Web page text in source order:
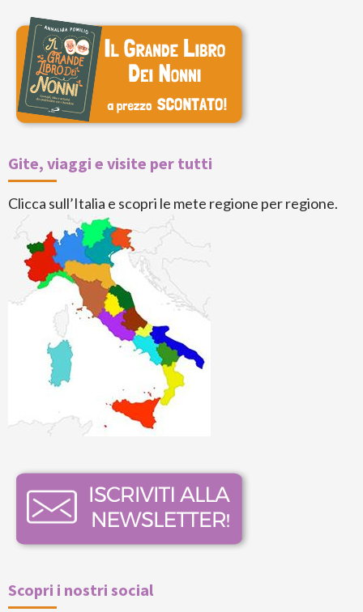
Gite, viaggi e visite per tutti
Clicca sull’Italia e scopri le mete regione per regione.
Scopri i nostri social